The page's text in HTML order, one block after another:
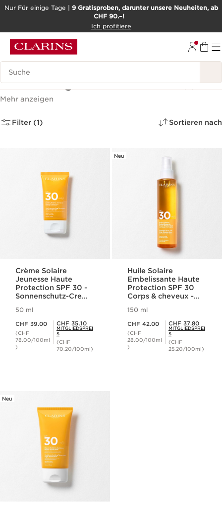
BARRIEREFREIHEITSWERKZEUG
Nur Für einige Tage | 9 Gratisproben, darunter unsere Neuheiten, ab
CHF 90.–!
Ich profitiere
Legende suchen
Hochwertiger Sonnenschutz (3)
Mehr anzeigen
Filter (1) Sortieren nach
Crème Solaire
Jeunesse Haute
Protection SPF 30 -
Sonnenschutz-Creme
Wirkung für das
Gesicht SPF 30
50 ml
CHF 39.00
(CHF
78.00/100ml
)
Mitgliederpreis CHF 35.10
CHF 35.10
MITGLIEDSPREI
S
(CHF
70.20/100ml)
Neu
Huile Solaire
Embelissante Haute
Protection SPF 30
Corps & cheveux -
Sonnenschutz-Öl für
Körper & Haare SPF
30
150 ml
CHF 42.00
(CHF
28.00/100ml
)
Mitgliederpreis CHF 37.80
CHF 37.80
MITGLIEDSPREI
S
(CHF
25.20/100ml)
Neu